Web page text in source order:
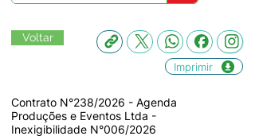
Voltar
Imprimir
Contrato N°238/2026 - Agenda
Produções e Eventos Ltda -
Inexigibilidade N°006/2026